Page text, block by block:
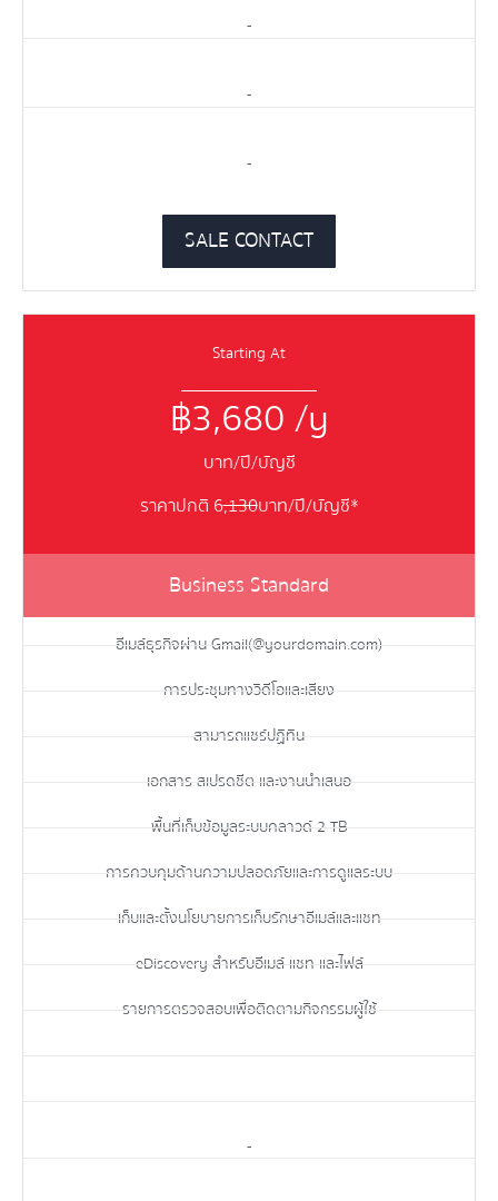
-
-
-
SALE CONTACT
Starting At
฿3,680 /y
บาท/ปี/บัญชี
ราคาปกติ 6,130บาท/ปี/บัญชี*
Business Standard
อีเมล์ธุรกิจผ่าน Gmail(@yourdomain.com)
การประชุมทางวิดีโอและเสียง
สามารถแชร์ปฏิทิน
เอกสาร สเปรดชีต และงานนำเสนอ
พื้นที่เก็บข้อมูลระบบคลาวด์ 2 TB
การควบคุมด้านความปลอดภัยและการดูแลระบบ
เก็บและตั้งนโยบายการเก็บรักษาอีเมล์และแชท
eDiscovery สำหรับอีเมล์ แชท และไฟล์
รายการตรวจสอบเพื่อติดตามกิจกรรมผู้ใช้
-